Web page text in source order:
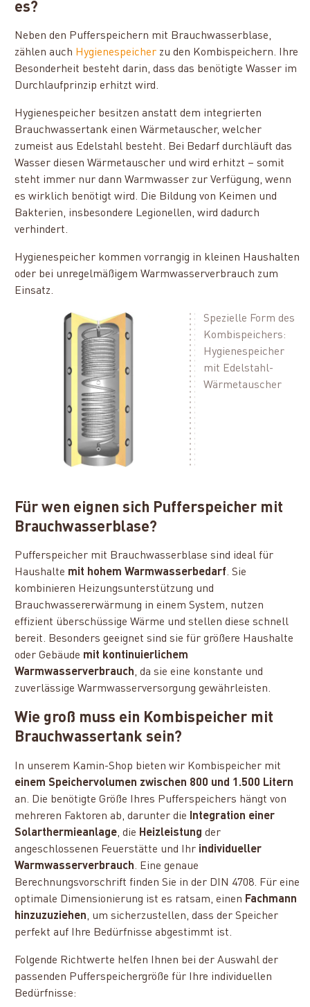
es?
Neben den Pufferspeichern mit Brauchwasserblase,
zählen auch Hygienespeicher zu den Kombispeichern. Ihre
Besonderheit besteht darin, dass das benötigte Wasser im
Durchlaufprinzip erhitzt wird.
Hygienespeicher besitzen anstatt dem integrierten
Brauchwassertank einen Wärmetauscher, welcher
zumeist aus Edelstahl besteht. Bei Bedarf durchläuft das
Wasser diesen Wärmetauscher und wird erhitzt – somit
steht immer nur dann Warmwasser zur Verfügung, wenn
es wirklich benötigt wird. Die Bildung von Keimen und
Bakterien, insbesondere Legionellen, wird dadurch
verhindert.
Hygienespeicher kommen vorrangig in kleinen Haushalten
oder bei unregelmäßigem Warmwasserverbrauch zum
Einsatz.
Spezielle Form des
Kombispeichers:
Hygienespeicher
mit Edelstahl-
Wärmetauscher
Für wen eignen sich Pufferspeicher mit
Brauchwasserblase?
Pufferspeicher mit Brauchwasserblase sind ideal für
Haushalte mit hohem Warmwasserbedarf. Sie
kombinieren Heizungsunterstützung und
Brauchwassererwärmung in einem System, nutzen
effizient überschüssige Wärme und stellen diese schnell
bereit. Besonders geeignet sind sie für größere Haushalte
oder Gebäude mit kontinuierlichem
Warmwasserverbrauch, da sie eine konstante und
zuverlässige Warmwasserversorgung gewährleisten.
Wie groß muss ein Kombispeicher mit
Brauchwassertank sein?
In unserem Kamin-Shop bieten wir Kombispeicher mit
einem Speichervolumen zwischen 800 und 1.500 Litern
an. Die benötigte Größe Ihres Pufferspeichers hängt von
mehreren Faktoren ab, darunter die Integration einer
Solarthermieanlage, die Heizleistung der
angeschlossenen Feuerstätte und Ihr individueller
Warmwasserverbrauch. Eine genaue
Berechnungsvorschrift finden Sie in der DIN 4708. Für eine
optimale Dimensionierung ist es ratsam, einen Fachmann
hinzuzuziehen, um sicherzustellen, dass der Speicher
perfekt auf Ihre Bedürfnisse abgestimmt ist.
Folgende Richtwerte helfen Ihnen bei der Auswahl der
passenden Pufferspeichergröße für Ihre individuellen
Bedürfnisse: